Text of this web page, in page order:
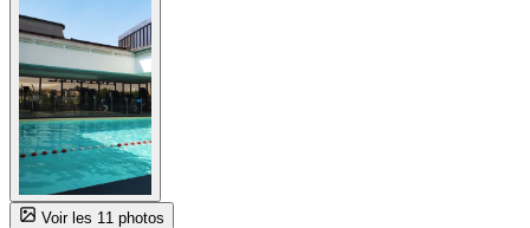
Voir les 11 photos